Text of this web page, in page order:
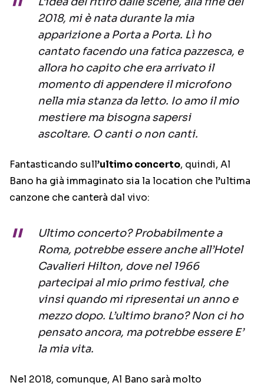
2018, mi è nata durante la mia
apparizione a Porta a Porta. Lì ho
cantato facendo una fatica pazzesca, e
allora ho capito che era arrivato il
momento di appendere il microfono
nella mia stanza da letto. Io amo il mio
mestiere ma bisogna sapersi
ascoltare. O canti o non canti.
Fantasticando sull’ultimo concerto, quindi, Al
Bano ha già immaginato sia la location che l’ultima
canzone che canterà dal vivo:
Ultimo concerto? Probabilmente a
Roma, potrebbe essere anche all’Hotel
Cavalieri Hilton, dove nel 1966
partecipai al mio primo festival, che
vinsi quando mi ripresentai un anno e
mezzo dopo. L’ultimo brano? Non ci ho
pensato ancora, ma potrebbe essere E’
la mia vita.
Nel 2018, comunque, Al Bano sarà molto